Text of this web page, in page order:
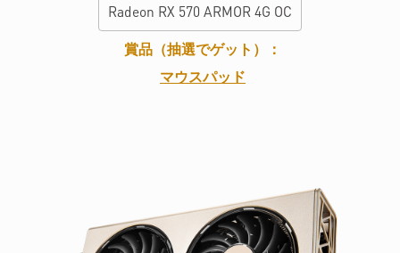
Radeon RX 570 ARMOR 4G OC
賞品（抽選でゲット）：
マウスパッド